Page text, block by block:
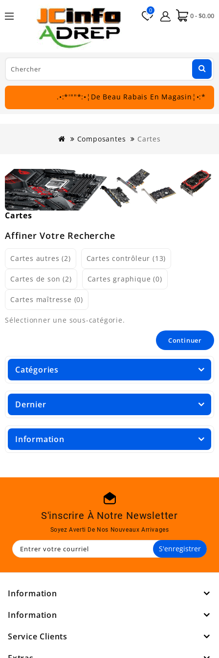
0 - $0.00
0
.•:*'""*:•¦De Beau Rabais En
Composantes Cartes
Cartes
Affiner Votre Recherche
Cartes autres (2) Cartes contrôleur (13)
Cartes de son (2) Cartes graphique (0)
Cartes maîtresse (0)
Sélectionner une sous-catégorie.
Continuer
Catégories
Dernier
Information
S'inscrire À Notre Newsletter
Soyez Averti De Nos Nouveaux Arrivages
S'enregistrer
Information
Information
Service Clients